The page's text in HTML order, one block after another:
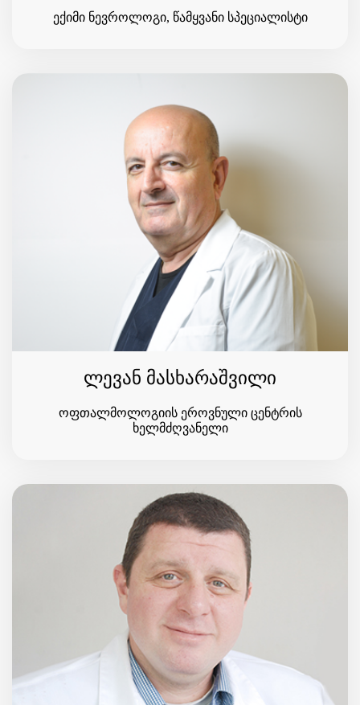
ექიმი ნევროლოგი, წამყვანი სპეციალისტი
ლევან მასხარაშვილი
ოფთალმოლოგიის ეროვნული ცენტრის
ხელმძღვანელი